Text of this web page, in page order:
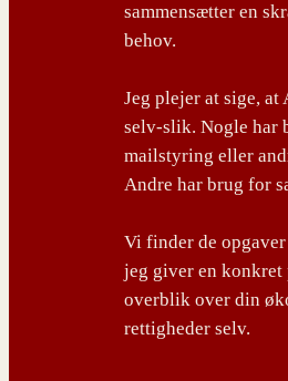
sammensætter en
behov.
Jeg plejer at sige,
selv-slik. Nogle har
mailstyring eller
Andre har brug for
Vi finder de
jeg giver en konkret
overblik over din
rettigheder selv.